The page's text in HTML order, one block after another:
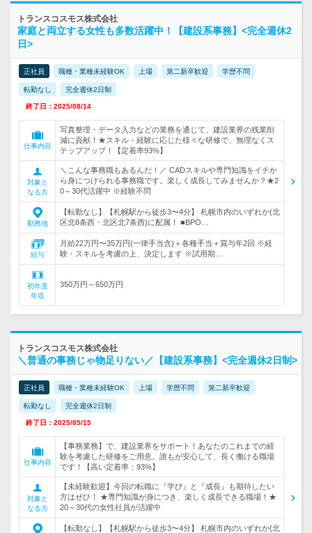
トランスコスモス株式会社
家庭と両立する女性も多数活躍中！【建設系事務】<完全週休2
日>
正社員 職種・業種未経験OK 上場 第二新卒歓迎 学歴不問
転勤なし 完全週休2日制
終了日：2025/08/14
仕事内容
写真整理・データ入力などの業務を通じて、建設業界の残業削
減に貢献！★スキル・経験に応じた様々な研修で、無理なくス
テップアップ！【定着率93%】
対象と
なる方
＼こんな事務職もあるんだ！／ CADスキルや専門知識をイチか
ら身につけられる事務職です。楽しく成長してみませんか？★2
0～30代活躍中 ※経験不問
勤務地
【転勤なし】【札幌駅から徒歩3〜4分】 札幌市内のいずれか(北
区北8条西・北区北7条西)に配属！ ■BPO…
給与
月給22万円〜35万円(一律手当含)＋各種手当＋賞与年2回 ※経
験・スキルを考慮の上、決定します ※試用期…
初年度
年収
350万円～650万円
トランスコスモス株式会社
＼普通の事務じゃ物足りない／【建設系事務】<完全週休2日制>
正社員 職種・業種未経験OK 上場 学歴不問 第二新卒歓迎
転勤なし 完全週休2日制
終了日：2025/05/15
仕事内容
【事務業務】で、建設業界をサポート！あなたのこれまでの経
験を考慮した研修をご用意。誰もが安心して、長く働ける職場
です！【高い定着率：93%】
対象と
なる方
【未経験歓迎】今回の転職に『学び』と『成長』も期待したい
方はぜひ！ ★専門知識が身につき、楽しく成長できる職場！★
20～30代の女性社員が活躍中
【転勤なし】【札幌駅から徒歩3〜4分】 札幌市内のいずれか(北